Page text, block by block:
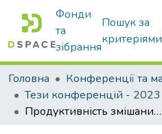
Фонди
та
зібрання
Пошук за
критеріями
Головна
Тези конференцій - 2023
Продуктивність змішаних посівів кукурудзи з високобілковими культурами на силос в умовах Чернігівської області